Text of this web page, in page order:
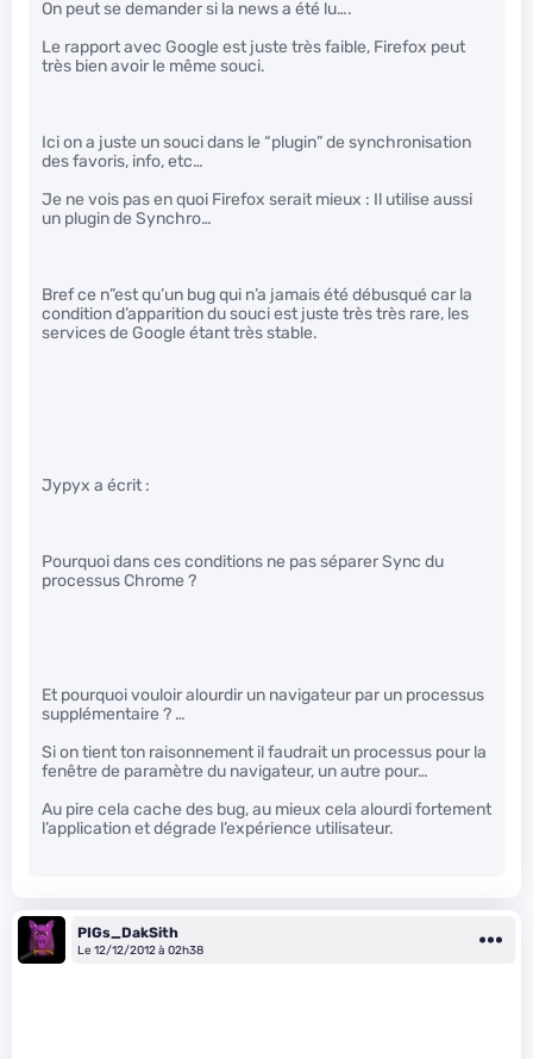
On peut se demander si la news a été lu….
Le rapport avec Google est juste très faible, Firefox peut
très bien avoir le même souci.
Ici on a juste un souci dans le “plugin” de synchronisation
des favoris, info, etc…
Je ne vois pas en quoi Firefox serait mieux : Il utilise aussi
un plugin de Synchro…
Bref ce n”est qu’un bug qui n’a jamais été débusqué car la
condition d’apparition du souci est juste très très rare, les
services de Google étant très stable.
Jypyx a écrit :
Pourquoi dans ces conditions ne pas séparer Sync du
processus Chrome ?
Et pourquoi vouloir alourdir un navigateur par un processus
supplémentaire ? …
Si on tient ton raisonnement il faudrait un processus pour la
fenêtre de paramètre du navigateur, un autre pour…
Au pire cela cache des bug, au mieux cela alourdi fortement
l’application et dégrade l’expérience utilisateur.
PIGs_DakSith
Le 12/12/2012 à 02h38